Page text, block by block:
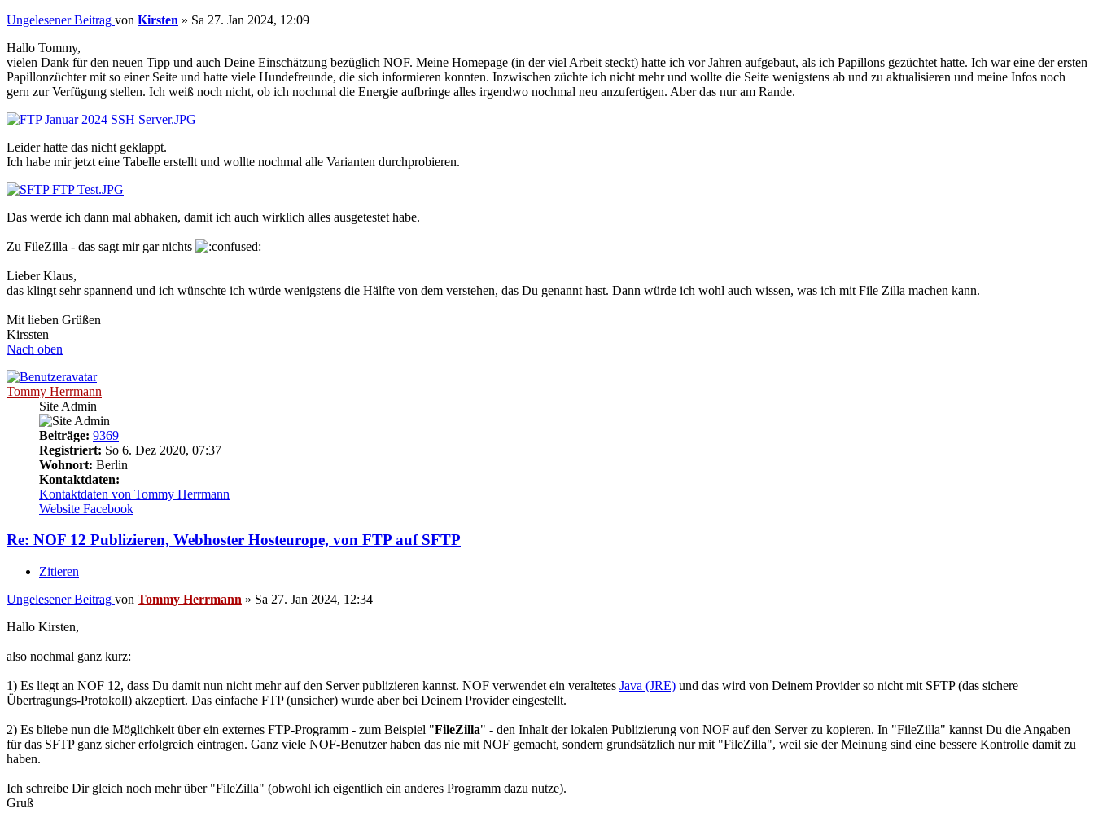
Ungelesener Beitrag von Kirsten » Sa 27. Jan 2024, 12:09
Hallo Tommy,
vielen Dank für den neuen Tipp und auch Deine Einschätzung bezüglich NOF. Meine Homepage (in der viel Arbeit steckt) hatte ich vor Jahren aufgebaut, als ich Papillons gezüchtet hatte. Ich war eine der ersten
Papillonzüchter mit so einer Seite und hatte viele Hundefreunde, die sich informieren konnten. Inzwischen züchte ich nicht mehr und wollte die Seite wenigstens ab und zu aktualisieren und meine Infos noch
gern zur Verfügung stellen. Ich weiß noch nicht, ob ich nochmal die Energie aufbringe alles irgendwo nochmal neu anzufertigen. Aber das nur am Rande.
Leider hatte das nicht geklappt.
Ich habe mir jetzt eine Tabelle erstellt und wollte nochmal alle Varianten durchprobieren.
Das werde ich dann mal abhaken, damit ich auch wirklich alles ausgetestet habe.
Zu FileZilla - das sagt mir gar nichts
Lieber Klaus,
das klingt sehr spannend und ich wünschte ich würde wenigstens die Hälfte von dem verstehen, das Du genannt hast. Dann würde ich wohl auch wissen, was ich mit File Zilla machen kann.
Mit lieben Grüßen
Kirssten
Nach oben
Tommy Herrmann
Site Admin
Beiträge: 9369
Registriert: So 6. Dez 2020, 07:37
Wohnort: Berlin
Kontaktdaten:
Kontaktdaten von Tommy Herrmann
Website Facebook
Re: NOF 12 Publizieren, Webhoster Hosteurope, von FTP auf SFTP
Zitieren
Ungelesener Beitrag von Tommy Herrmann » Sa 27. Jan 2024, 12:34
Hallo Kirsten,
also nochmal ganz kurz:
1) Es liegt an NOF 12, dass Du damit nun nicht mehr auf den Server publizieren kannst. NOF verwendet ein veraltetes Java (JRE) und das wird von Deinem Provider so nicht mit SFTP (das sichere
Übertragungs-Protokoll) akzeptiert. Das einfache FTP (unsicher) wurde aber bei Deinem Provider eingestellt.
2) Es bliebe nun die Möglichkeit über ein externes FTP-Programm - zum Beispiel "FileZilla" - den Inhalt der lokalen Publizierung von NOF auf den Server zu kopieren. In "FileZilla" kannst Du die Angaben
für das SFTP ganz sicher erfolgreich eintragen. Ganz viele NOF-Benutzer haben das nie mit NOF gemacht, sondern grundsätzlich nur mit "FileZilla", weil sie der Meinung sind eine bessere Kontrolle damit zu
haben.
Ich schreibe Dir gleich noch mehr über "FileZilla" (obwohl ich eigentlich ein anderes Programm dazu nutze).
Gruß